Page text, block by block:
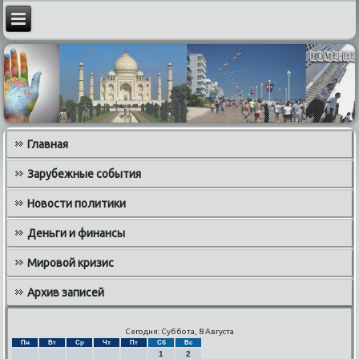
Главная
Зарубежные события
Новости политики
Деньги и финансы
Мировой кризис
Архив записей
Сегодня: Суббота, 8 Августа
Пн Вт Ср Чт Пт Сб Вс
1
2